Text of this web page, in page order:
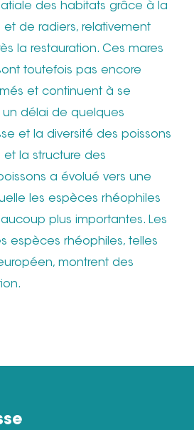
des habitats grâce à la
de radiers, relativement
la restauration. Ces mares
toutefois pas encore
et continuent à se
un délai de quelques
et la diversité des poissons
la structure des
a évolué vers une
les espèces rhéophiles
plus importantes. Les
espèces rhéophiles, telles
montrent des